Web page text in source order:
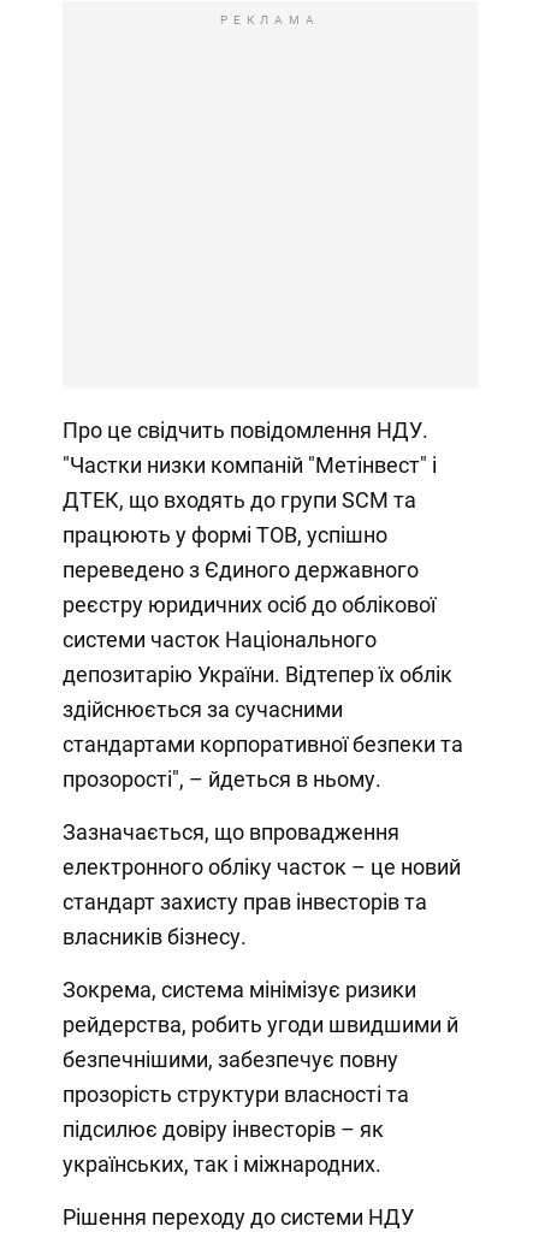
РЕКЛАМА
Про це свідчить повідомлення НДУ.
"Частки низки компаній "Метінвест" і
ДТЕК, що входять до групи SCM та
працюють у формі ТОВ, успішно
переведено з Єдиного державного
реєстру юридичних осіб до облікової
системи часток Національного
депозитарію України. Відтепер їх облік
здійснюється за сучасними
стандартами корпоративної безпеки та
прозорості", – йдеться в ньому.
Зазначається, що впровадження
електронного обліку часток – це новий
стандарт захисту прав інвесторів та
власників бізнесу.
Зокрема, система мінімізує ризики
рейдерства, робить угоди швидшими й
безпечнішими, забезпечує повну
прозорість структури власності та
підсилює довіру інвесторів – як
українських, так і міжнародних.
Рішення переходу до системи НДУ